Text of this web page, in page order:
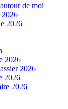
de moi
2026
2026
2026
2026
2026
2026